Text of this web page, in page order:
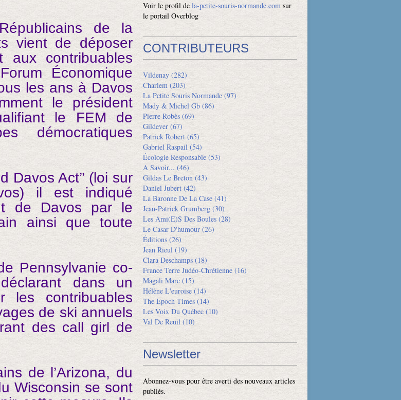
de la
vient de déposer
contribuables
Économique
les ans à Davos
le président
le FEM de
démocratiques
Davos Act’’ (loi sur
il est indiqué
de Davos par le
ainsi que toute
Pennsylvanie co-
dans un
les contribuables
de ski annuels
des call girl de
de l’Arizona, du
Wisconsin se sont
Voir le profil de la-petite-souris-normande.com sur
le portail Overblog
CONTRIBUTEURS
Vildenay (282)
Charlem (203)
La Petite Souris Normande (97)
Mady & Michel Gb (86)
Pierre Robès (69)
Gildever (67)
Patrick Robert (65)
Gabriel Raspail (54)
Écologie Responsable (53)
A Savoir... (46)
Gildas Le Breton (43)
Daniel Jubert (42)
La Baronne De La Case (41)
Jean-Patrick Grumberg (30)
Les Ami(e)s Des Boules (28)
Le Casar D'humour (26)
Éditions (26)
Jean Rieul (19)
Clara Deschamps (18)
France Terre Judéo-Chrétienne (16)
Magali Marc (15)
Hélène L'euroise (14)
The Epoch Times (14)
Les Voix Du Québec (10)
Val De Reuil (10)
Newsletter
Abonnez-vous pour être averti des nouveaux articles
publiés.